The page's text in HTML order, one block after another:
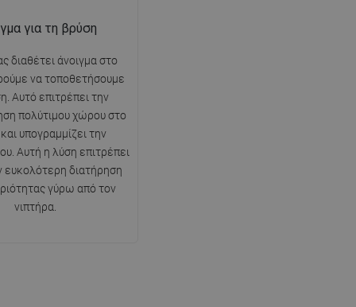
για τη βρύση
διαθέτει άνοιγμα στο
να τοποθετήσουμε
Αυτό επιτρέπει την
πολύτιμου χώρου στο
υπογραμμίζει την
Αυτή η λύση επιτρέπει
ευκολότερη διατήρηση
γύρω από τον
νιπτήρα.